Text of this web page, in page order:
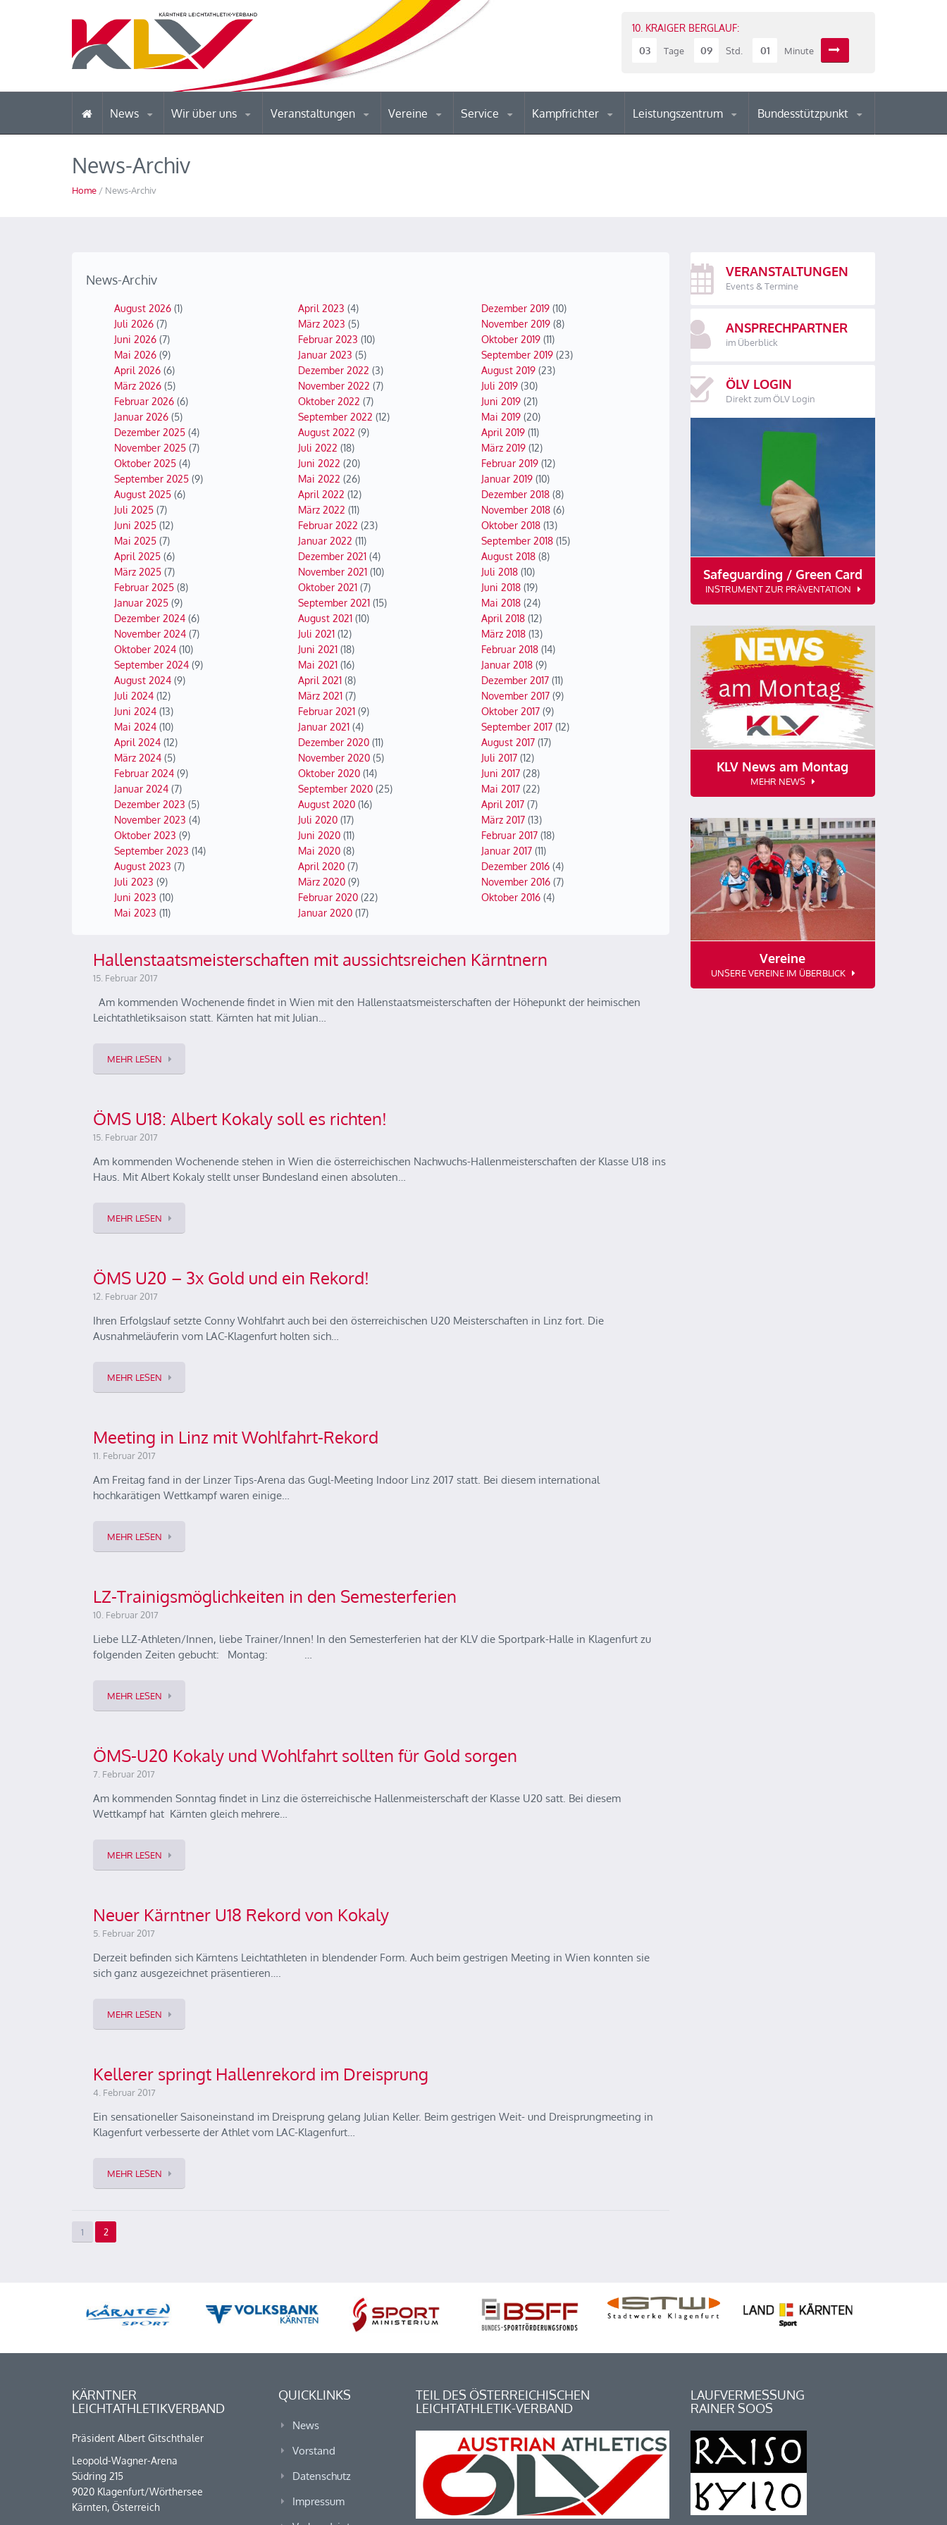
10. KRAIGER BERGLAUF:
03
Tage 09 Std. 01 Minute
News Wir über uns Veranstaltungen Vereine Service Kampfrichter Leistungszentrum Bundesstützpunkt
News-Archiv
Home / News-Archiv
News-Archiv
August 2026 (1)
Juli 2026 (7)
Juni 2026 (7)
Mai 2026 (9)
April 2026 (6)
März 2026 (5)
Februar 2026 (6)
Januar 2026 (5)
Dezember 2025 (4)
November 2025 (7)
Oktober 2025 (4)
September 2025 (9)
August 2025 (6)
Juli 2025 (7)
Juni 2025 (12)
Mai 2025 (7)
April 2025 (6)
März 2025 (7)
Februar 2025 (8)
Januar 2025 (9)
Dezember 2024 (6)
November 2024 (7)
Oktober 2024 (10)
September 2024 (9)
August 2024 (9)
Juli 2024 (12)
Juni 2024 (13)
Mai 2024 (10)
April 2024 (12)
März 2024 (5)
Februar 2024 (9)
Januar 2024 (7)
Dezember 2023 (5)
November 2023 (4)
Oktober 2023 (9)
September 2023 (14)
August 2023 (7)
Juli 2023 (9)
Juni 2023 (10)
Mai 2023 (11)
April 2023 (4)
März 2023 (5)
Februar 2023 (10)
Januar 2023 (5)
Dezember 2022 (3)
November 2022 (7)
Oktober 2022 (7)
September 2022 (12)
August 2022 (9)
Juli 2022 (18)
Juni 2022 (20)
Mai 2022 (26)
April 2022 (12)
März 2022 (11)
Februar 2022 (23)
Januar 2022 (11)
Dezember 2021(4)
November 2021(10)
Oktober 2021(7)
September 2021(15)
August 2021(10)
Juli 2021(12)
Juni 2021(18)
Mai 2021(16)
April 2021(8)
März 2021(7)
Februar 2021(9)
Januar 2021(4)
Dezember 2020(11)
November 2020(5)
Oktober 2020(14)
September 2020(25)
August 2020(16)
Juli 2020(17)
Juni 2020(11)
Mai 2020(8)
April 2020(7)
März 2020(9)
Februar 2020(22)
Januar 2020(17)
Dezember 2019 (10)
November 2019 (8)
Oktober 2019 (11)
September 2019 (23)
August 2019 (23)
Juli 2019 (30)
Juni 2019 (21)
Mai 2019 (20)
April 2019 (11)
März 2019 (12)
Februar 2019 (12)
Januar 2019 (10)
Dezember 2018 (8)
November 2018 (6)
Oktober 2018 (13)
September 2018 (15)
August 2018 (8)
Juli 2018 (10)
Juni 2018 (19)
Mai 2018 (24)
April 2018 (12)
März 2018 (13)
Februar 2018 (14)
Januar 2018 (9)
Dezember 2017 (11)
November 2017 (9)
Oktober 2017 (9)
September 2017 (12)
August 2017 (17)
Juli 2017 (12)
Juni 2017 (28)
Mai 2017 (22)
April 2017 (7)
März 2017 (13)
Februar 2017 (18)
Januar 2017 (11)
Dezember 2016 (4)
November 2016 (7)
Oktober 2016 (4)
Hallenstaatsmeisterschaften mit aussichtsreichen Kärntnern
15. Februar 2017
Am kommenden Wochenende findet in Wien mit den Hallenstaatsmeisterschaften der Höhepunkt der heimischen
Leichtathletiksaison statt. Kärnten hat mit Julian…
MEHR LESEN
ÖMS U18: Albert Kokaly soll es richten!
15. Februar 2017
Am kommenden Wochenende stehen in Wien die österreichischen Nachwuchs-Hallenmeisterschaften der Klasse U18 ins
Haus. Mit Albert Kokaly stellt unser Bundesland einen absoluten…
MEHR LESEN
ÖMS U20 – 3x Gold und ein Rekord!
12. Februar 2017
Ihren Erfolgslauf setzte Conny Wohlfahrt auch bei den österreichischen U20 Meisterschaften in Linz fort. Die
Ausnahmeläuferin vom LAC-Klagenfurt holten sich…
MEHR LESEN
Meeting in Linz mit Wohlfahrt-Rekord
11. Februar 2017
Am Freitag fand in der Linzer Tips-Arena das Gugl-Meeting Indoor Linz 2017 statt. Bei diesem international
hochkarätigen Wettkampf waren einige…
MEHR LESEN
LZ-Trainigsmöglichkeiten in den Semesterferien
10. Februar 2017
Liebe LLZ-Athleten/Innen, liebe Trainer/Innen! In den Semesterferien hat der KLV die Sportpark-Halle in Klagenfurt zu
folgenden Zeiten gebucht: Montag: …
MEHR LESEN
ÖMS-U20 Kokaly und Wohlfahrt sollten für Gold sorgen
7. Februar 2017
Am kommenden Sonntag findet in Linz die österreichische Hallenmeisterschaft der Klasse U20 satt. Bei diesem
Wettkampf hat Kärnten gleich mehrere…
MEHR LESEN
Neuer Kärntner U18 Rekord von Kokaly
5. Februar 2017
Derzeit befinden sich Kärntens Leichtathleten in blendender Form. Auch beim gestrigen Meeting in Wien konnten sie
sich ganz ausgezeichnet präsentieren….
MEHR LESEN
Kellerer springt Hallenrekord im Dreisprung
4. Februar 2017
Ein sensationeller Saisoneinstand im Dreisprung gelang Julian Keller. Beim gestrigen Weit- und Dreisprungmeeting in
Klagenfurt verbesserte der Athlet vom LAC-Klagenfurt…
MEHR LESEN
1 2
VERANSTALTUNGEN
Events & Termine
ANSPRECHPARTNER
im Überblick
ÖLV LOGIN
Direkt zum ÖLV Login
Safeguarding / Green Card
INSTRUMENT ZUR PRÄVENTATION
KLV News am Montag
MEHR NEWS
Vereine
UNSERE VEREINE IM ÜBERBLICK
KÄRNTNER
LEICHTATHLETIKVERBAND
Präsident Albert Gitschthaler
Leopold-Wagner-Arena
Südring 215
9020 Klagenfurt/Wörthersee
Kärnten, Österreich
QUICKLINKS
News
Vorstand
Datenschutz
Impressum
TEIL DES ÖSTERREICHISCHEN
LEICHTATHLETIK-VERBAND
LAUFVERMESSUNG
RAINER SOOS